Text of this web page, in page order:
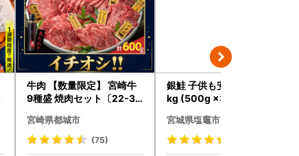
牛肉 【数量限定】 宮崎牛
9種盛 焼肉セット〔22-31
シ!! 牛肉
宮崎県都城市
(75)
銀鮭 子供も安心 骨取り 1.5
kg (500g ×3パック) 鮭
宮城県塩竈市